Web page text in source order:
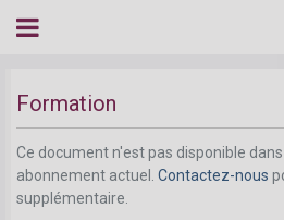
Formation
Ce document n'est pas disponible
abonnement actuel. Contactez-nous
supplémentaire.